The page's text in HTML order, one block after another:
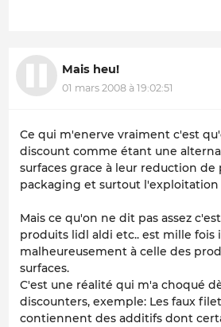
Mais heu!
01 mars 2008 à 19:02:51
Ce qui m'enerve vraiment c'est
discount comme étant une
surfaces grace à leur reduction de
packaging et surtout l'exploitation
Mais ce qu'on ne dit pas assez
produits lidl aldi etc.. est mille fois
malheureusement à celle des
surfaces.
C'est une réalité qui m'a choqué
discounters, exemple: Les faux
contiennent des additifs dont